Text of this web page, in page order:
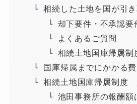
相続した土地を国が引
却下要件・不承認
よくあるご質問
相続土地国庫帰属制
国庫帰属までにかかる
相続土地国庫帰属制度
池田事務所の報酬額